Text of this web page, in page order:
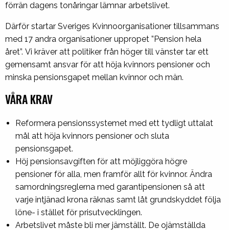
förrän dagens tonåringar lämnar arbetslivet.
Därför startar Sveriges Kvinnoorganisationer tillsammans
med 17 andra organisationer uppropet ”Pension hela
året”. Vi kräver att politiker från höger till vänster tar ett
gemensamt ansvar för att höja kvinnors pensioner och
minska pensionsgapet mellan kvinnor och män.
VÅRA KRAV
Reformera pensionssystemet med ett tydligt uttalat
mål att höja kvinnors pensioner och sluta
pensionsgapet.
Höj pensionsavgiften för att möjliggöra högre
pensioner för alla, men framför allt för kvinnor. Ändra
samordningsreglerna med garantipensionen så att
varje intjänad krona räknas samt låt grundskyddet följa
löne- i stället för prisutvecklingen.
Arbetslivet måste bli mer jämställt. De ojämställda